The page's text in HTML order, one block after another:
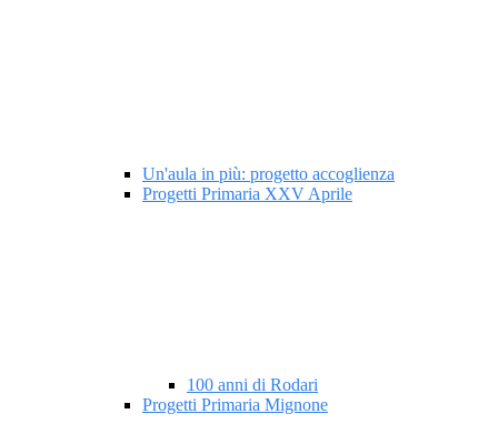
Un'aula in più: progetto accoglienza
Progetti Primaria XXV Aprile
100 anni di Rodari
Progetti Primaria Mignone